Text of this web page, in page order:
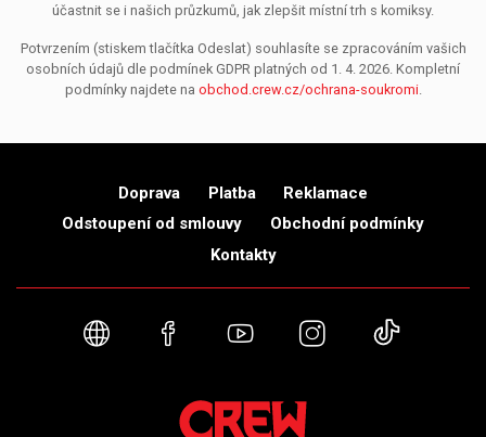
účastnit se i našich průzkumů, jak zlepšit místní trh s komiksy.
Potvrzením (stiskem tlačítka Odeslat) souhlasíte se zpracováním vašich
osobních údajů dle podmínek GDPR platných od 1. 4. 2026. Kompletní
podmínky najdete na obchod.crew.cz/ochrana-soukromi.
Doprava Platba
Reklamace
Odstoupení od smlouvy
Obchodní podmínky
Kontakty
Webové stránky
FacebookYouTubeInstagram